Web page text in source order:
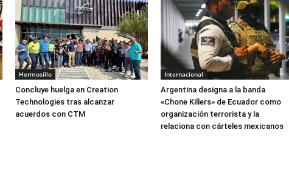
Hermosillo
Concluye huelga en Creation
Technologies tras alcanzar
acuerdos con CTM
Internacional
Argentina designa a la banda
«Chone Killers» de Ecuador como
organización terrorista y la
relaciona con cárteles mexicanos